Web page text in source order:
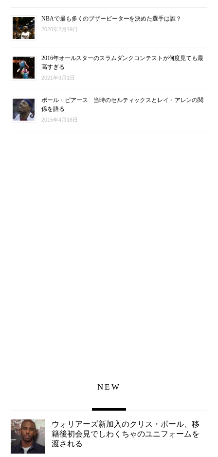
NBAで最も多くのブザービーターを決めた選手は誰？
2020年2月19日
2016年オールスターのスラムダンクコンテストが何度見ても最
高すぎる
2021年9月1日
ポール・ピアース 当時のセルティックスとレイ・アレンの関
係を語る
2015年4月18日
NEW
ウォリアーズ新加入のクリス・ポール、移
籍後初会見でしわくちゃのユニフォームを
渡される